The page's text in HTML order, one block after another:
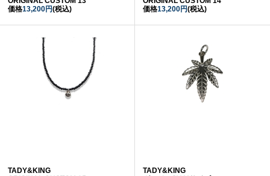
価格13,200円(税込)
価格13,200円(税込)
TADY&KING
TADY&KING